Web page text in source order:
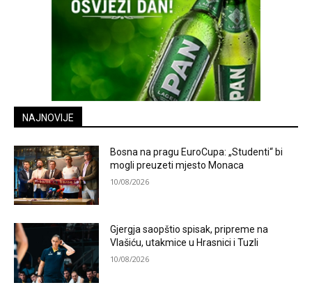
NAJNOVIJE
Bosna na pragu EuroCupa: „Studenti“ bi
mogli preuzeti mjesto Monaca
10/08/2026
Gjergja saopštio spisak, pripreme na
Vlašiću, utakmice u Hrasnici i Tuzli
10/08/2026